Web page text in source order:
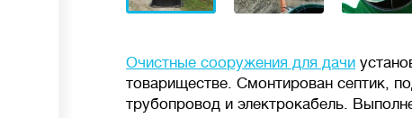
Очистные сооружения для дачи
товариществе. Смонтирован септик,
трубопровод и электрокабель.